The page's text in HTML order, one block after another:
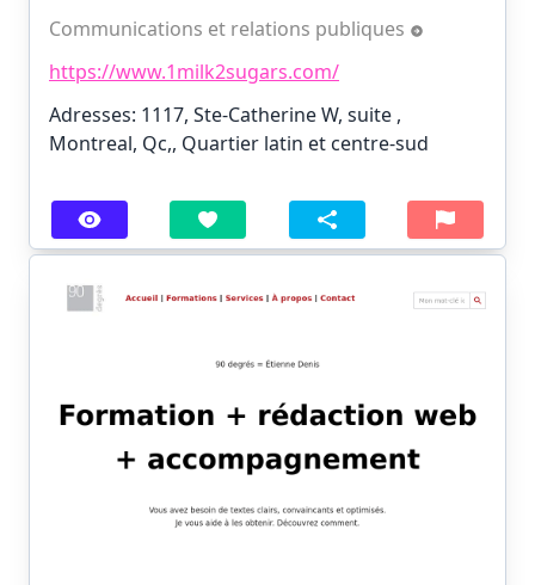
Communications et relations publiques
https://www.1milk2sugars.com/
Adresses: 1117, Ste-Catherine W, suite ,
Montreal, Qc,, Quartier latin et centre-sud